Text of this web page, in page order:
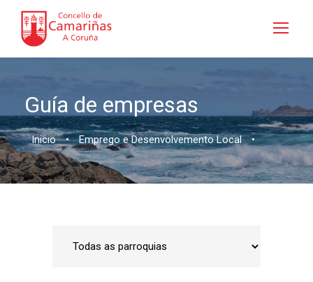
Guía de empresas
Inicio • Emprego e Desenvolvemento Local •